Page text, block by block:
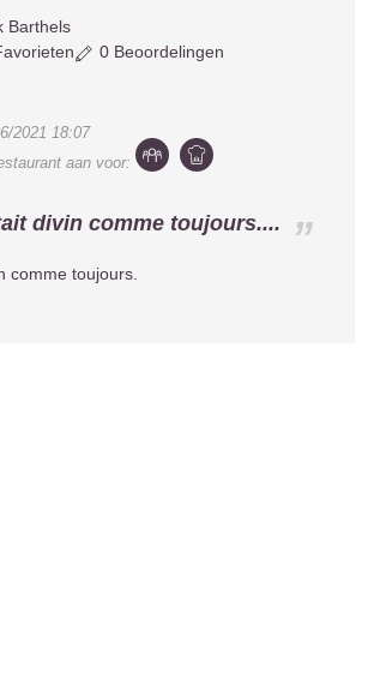
Barthels
0 Beoordelingen
2021 18:07
aan voor:
divin comme toujours....
comme toujours.